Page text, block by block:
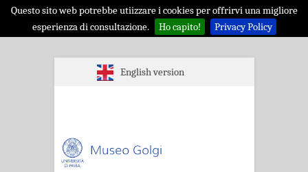
Questo sito web potrebbe utiizzare i cookies per offrirvi una migliore
esperienza di consultazione.
Ho capito! Privacy Policy
English version